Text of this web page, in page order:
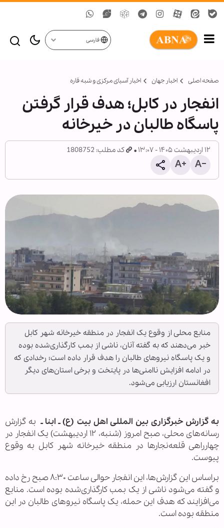
فارسی
صفحه اصلی اخبار جهان اخبار آسیای مرکزی و شبه قاره
انفجار در کابل؛ هدف قرار گرفتن
پاسگاه طالبان در خیرخانه
۱۲ اردیبهشت ۱۴۰۵ - ۱۳:۰۷ کد مطلب: 1808752
منابع محلی از وقوع یک انفجار در منطقه خیرخانه شهر کابل
خبر می‌دهند که به گفته آنان، ناشی از بمب کارگذاری‌شده بوده
و یک پاسگاه نیروهای طالبان را هدف قرار داده است؛ رخدادی که
در ادامه افزایش ناامنی‌ها در پایتخت و برخی استان‌های دیگر
افغانستان ارزیابی می‌شود.
به گزارش خبرگزاری بین المللی اهل بیت (ع) ـ ابنا ـبه گزارش
رسانه‌های محلی، صبح امروز (شنبه، ۱۲ اردیبهشت) یک انفجار در
چهارراهی قلعه‌نجارها در منطقه خیرخانه شهر کابل به وقوع
پیوست.
براساس این گزارش‌ها، این انفجار حوالی ساعت ۸:۳۰ صبح رخ داده
و گفته می‌شود ناشی از یک بمب کارگذاری‌شده بوده است. منابع
می‌افزایند که هدف این حمله، یک پاسگاه نیروهای طالبان در این
منطقه بوده است.